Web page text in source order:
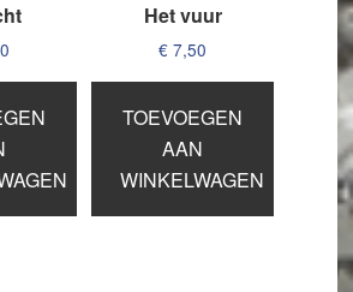
Het vuur
€ 7,50
TOEVOEGEN
AAN
WINKELWAGEN